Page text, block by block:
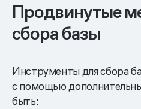
Продвинутые
сбора базы
Инструменты для сбора
с помощью
быть: